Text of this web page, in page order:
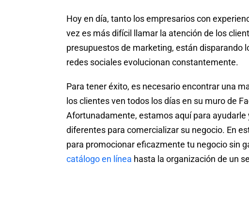
Hoy en día, tanto los empresarios con
vez es más difícil llamar la atención de los
presupuestos de marketing, están disparando
redes sociales evolucionan constantemente.
Para tener éxito, es necesario encontrar una
los clientes ven todos los días en su muro de
Afortunadamente, estamos aquí para
diferentes para comercializar su negocio. En
para promocionar eficazmente tu negocio sin
catálogo en línea hasta la organización de un